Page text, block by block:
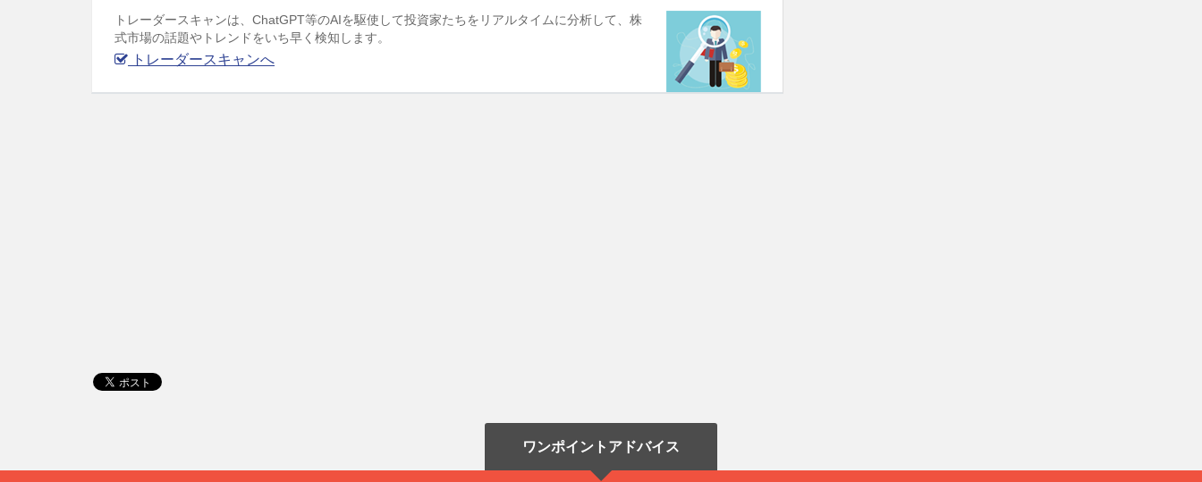
トレーダースキャンは、ChatGPT等のAIを駆使して投資家たちをリアルタイムに分析して、株
式市場の話題やトレンドをいち早く検知します。
トレーダースキャンへ
ワンポイントアドバイス